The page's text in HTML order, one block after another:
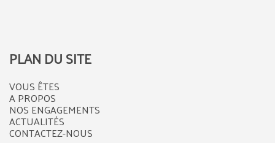
PLAN DU SITE
VOUS ÊTES
A PROPOS
NOS ENGAGEMENTS
ACTUALITÉS
CONTACTEZ-NOUS